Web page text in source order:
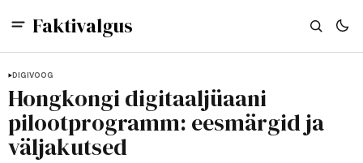
Faktivalgus
DIGIVOOG
Hongkongi digitaaljüaani
pilootprogramm: eesmärgid ja
väljakutsed